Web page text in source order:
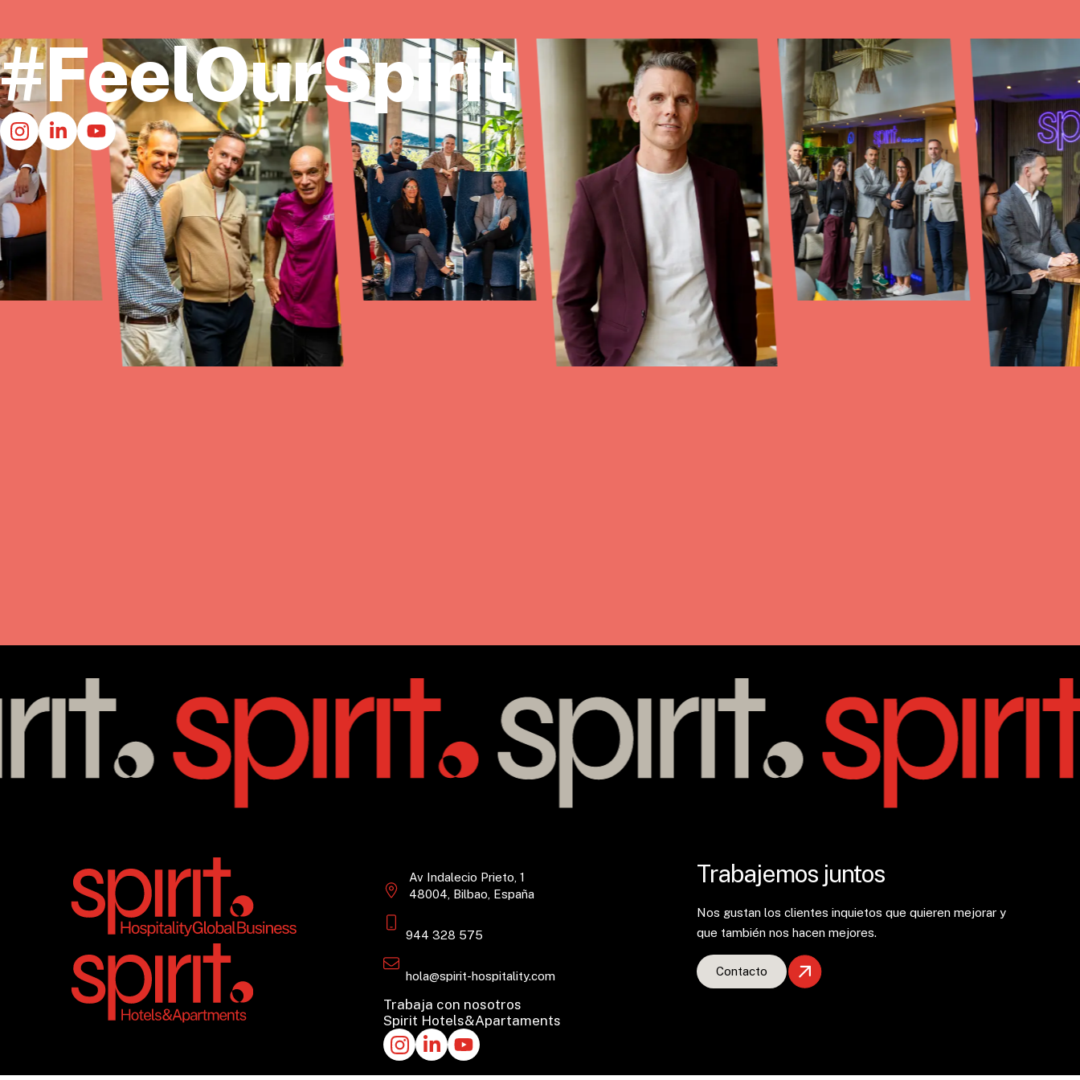
Inicio Quiénes somos Servicios We Are Inside Casos de éxito
Contacto
Trabajemos
juntos
#FeelOurSpirit
Av Indalecio Prieto, 1
48004, Bilbao, España
944 328 575
hola@spirit-hospitality.com
Trabaja con nosotros
Spirit Hotels&Apartaments
Trabajemos juntos
Nos gustan los clientes inquietos que quieren mejorar y
que también nos hacen mejores.
Contacto